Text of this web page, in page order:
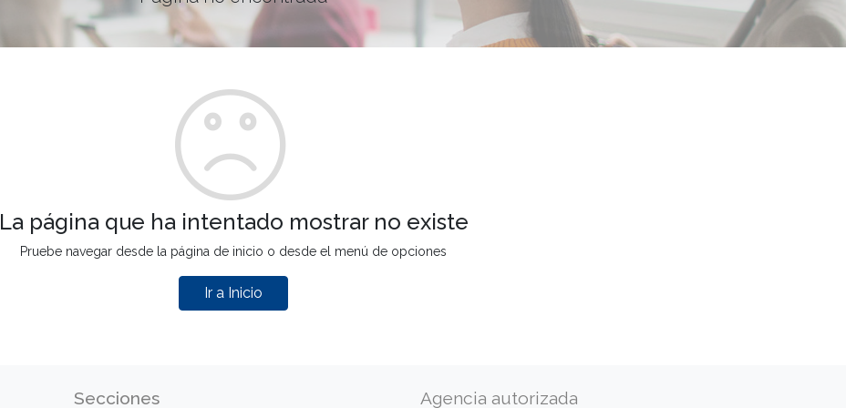
La página que ha intentado mostrar no existe
Pruebe navegar desde la página de inicio o desde el menú de opciones
Ir a Inicio
Secciones Agencia autorizada